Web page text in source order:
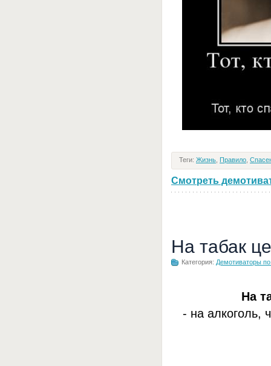
Теги: Жизнь Правило
Смотреть
На табак
Категория: Демотиваторы
На
- на алкоголь,